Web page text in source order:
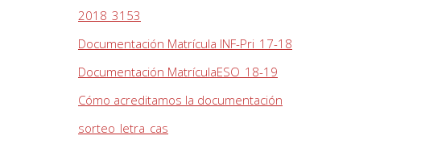
2018_3153
Documentación Matrícula INF-Pri_17-18
Documentación MatrículaESO_18-19
Cómo acreditamos la documentación
sorteo_letra_cas